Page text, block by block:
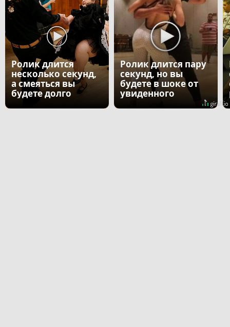
Ролик длится
несколько секунд,
а смеяться вы
будете долго
Ролик длится пару
секунд, но вы
будете в шоке от
увиденного